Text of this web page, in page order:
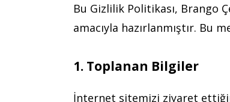
Bu Gizlilik Politikası, Brango
amacıyla hazırlanmıştır. Bu
1. Toplanan Bilgiler
İnternet sitemizi ziyaret